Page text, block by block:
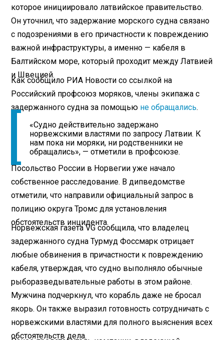
которое инициировало латвийское правительство.
Он уточнил, что задержание морского судна связано
с подозрениями в его причастности к повреждению
важной инфраструктуры, а именно — кабеля в
Балтийском море, который проходит между Латвией
и Швецией.
Как сообщило РИА Новости со ссылкой на
Российский профсоюз моряков, члены экипажа с
задержанного судна за помощью не обращались.
«Судно действительно задержано
норвежскими властями по запросу Латвии. К
нам пока ни моряки, ни родственники не
обращались», — отметили в профсоюзе.
Посольство России в Норвегии уже начало
собственное расследование. В дипведомстве
отметили, что направили официальный запрос в
полицию округа Тромс для установления
обстоятельств инцидента.
Норвежская газета VG сообщила, что владелец
задержанного судна Турмуд Фоссмарк отрицает
любые обвинения в причастности к повреждению
кабеля, утверждая, что судно выполняло обычные
рыборазведывательные работы в этом районе.
Мужчина подчеркнул, что корабль даже не бросал
якорь. Он также выразил готовность сотрудничать с
норвежскими властями для полного выяснения всех
обстоятельств дела.